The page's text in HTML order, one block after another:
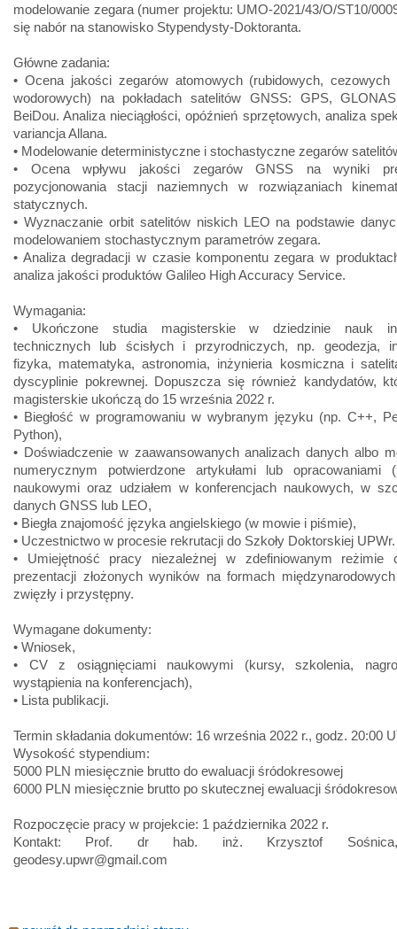
modelowanie zegara (numer projektu: UMO-2021/43/O/ST10/
się nabór na stanowisko Stypendysty-Doktoranta.
Główne zadania:
• Ocena jakości zegarów atomowych (rubidowych, cezowych
wodorowych) na pokładach satelitów GNSS: GPS,
BeiDou. Analiza nieciągłości, opóźnień sprzętowych, analiza
variancja Allana.
• Modelowanie deterministyczne i stochastyczne zegarów
• Ocena wpływu jakości zegarów GNSS na wyniki
pozycjonowania stacji naziemnych w rozwiązaniach
statycznych.
• Wyznaczanie orbit satelitów niskich LEO na podstawie
modelowaniem stochastycznym parametrów zegara.
• Analiza degradacji w czasie komponentu zegara w
analiza jakości produktów Galileo High Accuracy Service.
Wymagania:
• Ukończone studia magisterskie w dziedzinie nauk
technicznych lub ścisłych i przyrodniczych, np. geodezja,
fizyka, matematyka, astronomia, inżynieria kosmiczna i
dyscyplinie pokrewnej. Dopuszcza się również kandydatów,
magisterskie ukończą do 15 września 2022 r.
• Biegłość w programowaniu w wybranym języku (np. C++,
Python),
• Doświadczenie w zaawansowanych analizach danych albo
numerycznym potwierdzone artykułami lub opracowaniami
naukowymi oraz udziałem w konferencjach naukowych, w
danych GNSS lub LEO,
• Biegła znajomość języka angielskiego (w mowie i piśmie),
• Uczestnictwo w procesie rekrutacji do Szkoły Doktorskiej UPWr.
• Umiejętność pracy niezależnej w zdefiniowanym reżimie
prezentacji złożonych wyników na formach
zwięzły i przystępny.
Wymagane dokumenty:
• Wniosek,
• CV z osiągnięciami naukowymi (kursy, szkolenia,
wystąpienia na konferencjach),
• Lista publikacji.
Termin składania dokumentów: 16 września 2022 r., godz. 20:00
Wysokość stypendium:
5000 PLN miesięcznie brutto do ewaluacji śródokresowej
6000 PLN miesięcznie brutto po skutecznej ewaluacji
Rozpoczęcie pracy w projekcie: 1 października 2022 r.
Kontakt: Prof. dr hab. inż. Krzysztof
geodesy.upwr@gmail.com